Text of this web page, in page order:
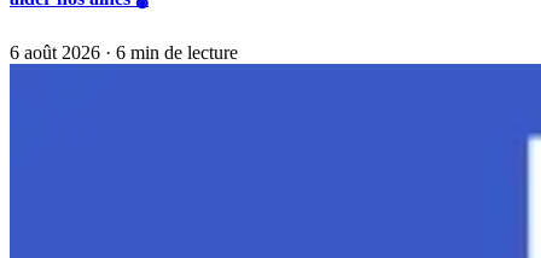
6 août 2026 · 6 min de lecture